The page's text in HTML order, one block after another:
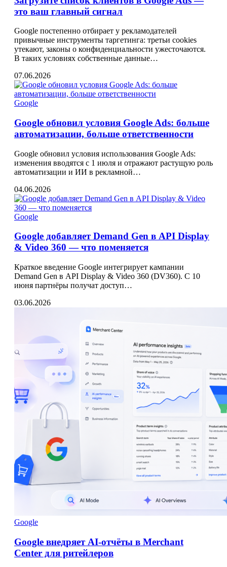
это ваш главный сигнал
Google постепенно отбирает у рекламодателей
привычные инструменты таргетинга: третьи cookies
утекают, законы о конфиденциальности ужесточаются.
В таких условиях собственные данные…
07.06.2026
Google
Google обновил условия Google Ads: больше
автоматизации, больше ответственности
Google обновил условия использования Google Ads:
изменения вводятся с 1 июля и отражают растущую роль
автоматизации и ИИ в рекламной…
04.06.2026
Google
Google добавляет Demand Gen в API Display
& Video 360 — что поменяется
Краткое введение Google интегрирует кампании
Demand Gen в API Display & Video 360 (DV360). С 10
июня партнёры получат доступ…
03.06.2026
Google
Google внедряет AI-отчёты в Merchant
Center для ритейлеров